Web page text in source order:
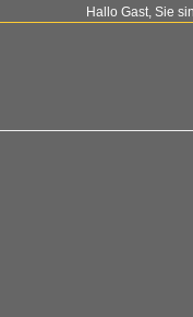
Hallo Gast, Sie